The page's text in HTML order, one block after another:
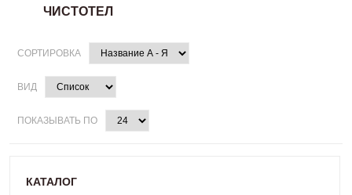
ЧИСТОТЕЛ
СОРТИРОВКА
ВИД
ПОКАЗЫВАТЬ ПО
КАТАЛОГ